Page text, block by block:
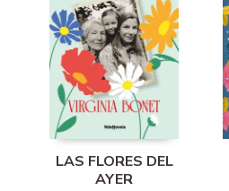
LAS FLORES DEL
AYER